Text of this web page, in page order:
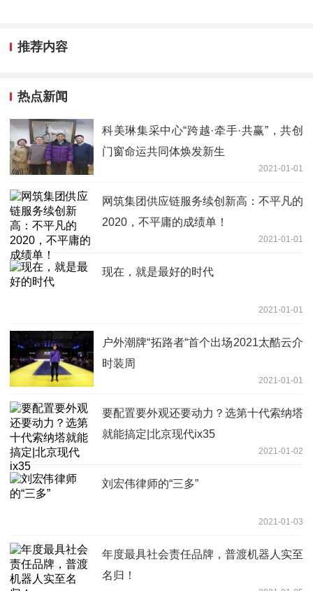
推荐内容
热点新闻
科美琳集采中心“跨越·牵手·共赢”，共创
门窗命运共同体焕发新生
2021-01-01
网筑集团供应链服务续创新高：不平凡的
2020，不平庸的成绩单！
2021-01-01
现在，就是最好的时代
2021-01-01
户外潮牌“拓路者“首个出场2021太酷云介
时装周
2021-01-01
要配置要外观还要动力？选第十代索纳塔
就能搞定|北京现代ix35
2021-01-02
刘宏伟律师的“三多”
2021-01-03
年度最具社会责任品牌，普渡机器人实至
名归！